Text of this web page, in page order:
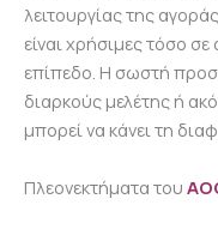
λειτουργίας της
είναι χρήσιμες τόσο
επίπεδο. Η σωστή
διαρκούς μελέτης ή
μπορεί να κάνει τη
Πλεονεκτήματα του